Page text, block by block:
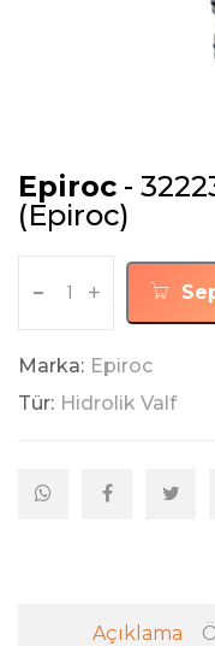
Epiroc -
(Epiroc)
- +
Marka: Epiroc
Tür: Hidrolik Valf
Açıklama